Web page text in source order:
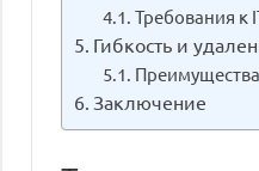
Требования к
Гибкость и
Заключение